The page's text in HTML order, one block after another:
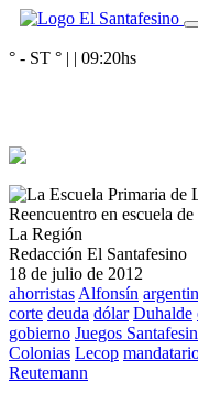
° - ST ° | | 09:20hs
Reencuentro en escuela
La Región
Redacción El Santafesino
18 de julio de 2012
ahorristas Alfonsín
corte deuda dólar Duhalde
gobierno Juegos
Colonias Lecop
Reutemann